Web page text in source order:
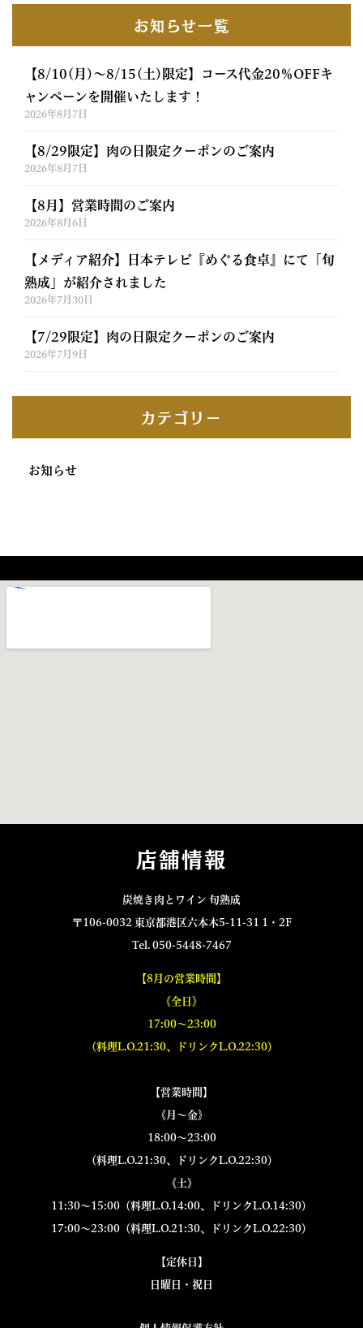
お知らせ一覧
【8/10(月)〜8/15(土)限定】コース代金20％OFFキ
ャンペーンを開催いたします！
2026年8月7日
【8/29限定】肉の日限定クーポンのご案内
2026年8月7日
【8月】営業時間のご案内
2026年8月6日
【メディア紹介】日本テレビ『めぐる食卓』にて「旬
熟成」が紹介されました
2026年7月30日
【7/29限定】肉の日限定クーポンのご案内
2026年7月9日
カテゴリー
お知らせ
店舗情報
炭焼き肉とワイン 旬熟成
〒106-0032 東京都港区六本木5-11-31 1・2F
Tel. 050-5448-7467
【8月の営業時間】
《全日》
17:00～23:00
（料理L.O.21:30、ドリンクL.O.22:30）
【営業時間】
《月～金》
18:00～23:00
（料理L.O.21:30、ドリンクL.O.22:30）
《土》
11:30～15:00（料理L.O.14:00、ドリンクL.O.14:30）
17:00～23:00（料理L.O.21:30、ドリンクL.O.22:30）
【定休日】
日曜日・祝日